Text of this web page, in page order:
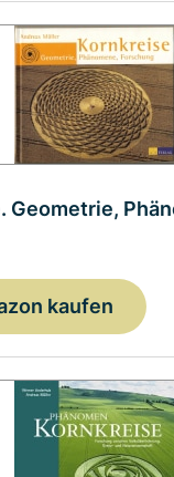
Geometrie,
kaufen